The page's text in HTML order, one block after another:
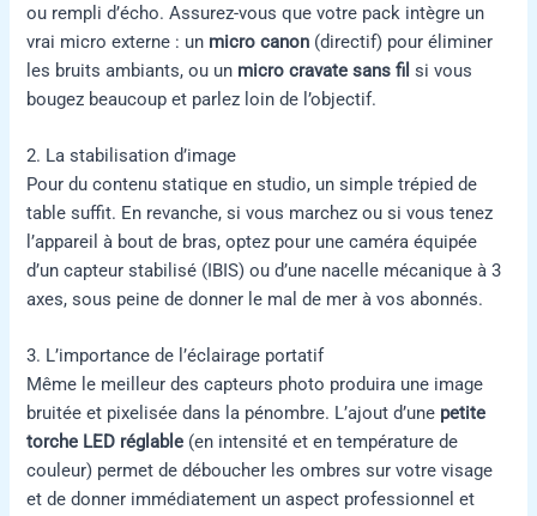
ou rempli d’écho. Assurez-vous que votre pack intègre un
vrai micro externe : un micro canon (directif) pour éliminer
les bruits ambiants, ou un micro cravate sans fil si vous
bougez beaucoup et parlez loin de l’objectif.
2. La stabilisation d’image
Pour du contenu statique en studio, un simple trépied de
table suffit. En revanche, si vous marchez ou si vous tenez
l’appareil à bout de bras, optez pour une caméra équipée
d’un capteur stabilisé (IBIS) ou d’une nacelle mécanique à 3
axes, sous peine de donner le mal de mer à vos abonnés.
3. L’importance de l’éclairage portatif
Même le meilleur des capteurs photo produira une image
bruitée et pixelisée dans la pénombre. L’ajout d’une petite
torche LED réglable (en intensité et en température de
couleur) permet de déboucher les ombres sur votre visage
et de donner immédiatement un aspect professionnel et